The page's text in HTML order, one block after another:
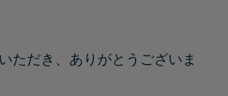
ただき、ありがとうございま